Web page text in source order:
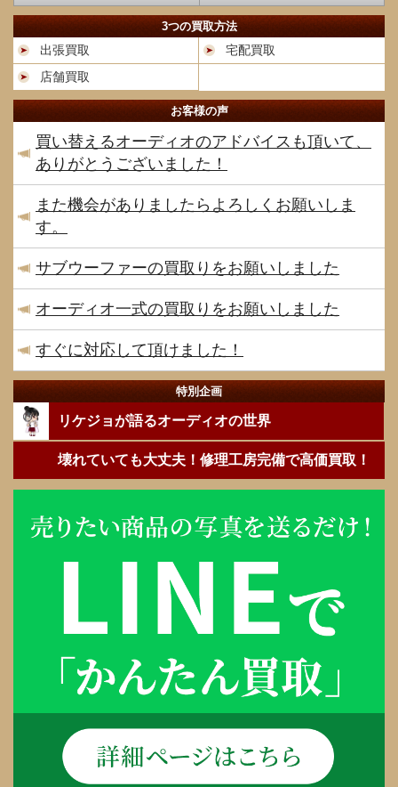
3つの買取方法
出張買取
宅配買取
店舗買取
お客様の声
買い替えるオーディオのアドバイスも頂いて、
ありがとうございました！
また機会がありましたらよろしくお願いしま
す。
サブウーファーの買取りをお願いしました
オーディオ一式の買取りをお願いしました
すぐに対応して頂けました！
特別企画
リケジョが語るオーディオの世界
壊れていても大丈夫！修理工房完備で高価買取！